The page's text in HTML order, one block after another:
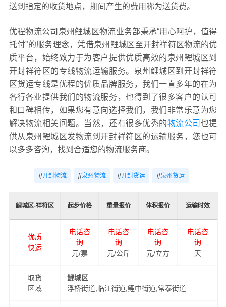
送到指定的收货地点，期间产生的费用称为送货费。
优程物流公司泉州鲤城区物流业务部秉承“用心呵护，值得
托付”的服务理念，凭借泉州鲤城区至开封祥符区物流的优
质平台，始终致力于为客户提供优质高效的泉州鲤城区到
开封祥符区的专线物流运输服务。泉州鲤城区到开封祥符
区货运专线是优程的优质品牌服务，我们一直多年的在为
各行各业提供我们的物流服务，也得到了很多客户的认可
和口碑相传，如果您有意向选择我们，我们非常乐意为您
解决物流相关问题。当然，还有很多优秀的物流公司 也提
供从泉州鲤城区发物流到开封祥符区的运输服务，您也可
以多多咨询，找到合适您的物流服务商。
#开封物流 #泉州物流 #开封货运 #泉州货运
鲤城区-祥符区 起步价格 重量报价 体积报价 运输时效
优质
快运
电话咨
询
元/票
电话咨
询
元/公斤
电话咨
询
元/立方
电话咨
询
天
取货
区域
鲤城区
浮桥街道,临江街道,鲤中街道,常泰街道